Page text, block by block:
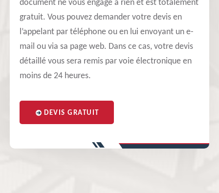
document ne vous engage à rien et est totalement
gratuit. Vous pouvez demander votre devis en
l’appelant par téléphone ou en lui envoyant un e-
mail ou via sa page web. Dans ce cas, votre devis
détaillé vous sera remis par voie électronique en
moins de 24 heures.
DEVIS GRATUIT